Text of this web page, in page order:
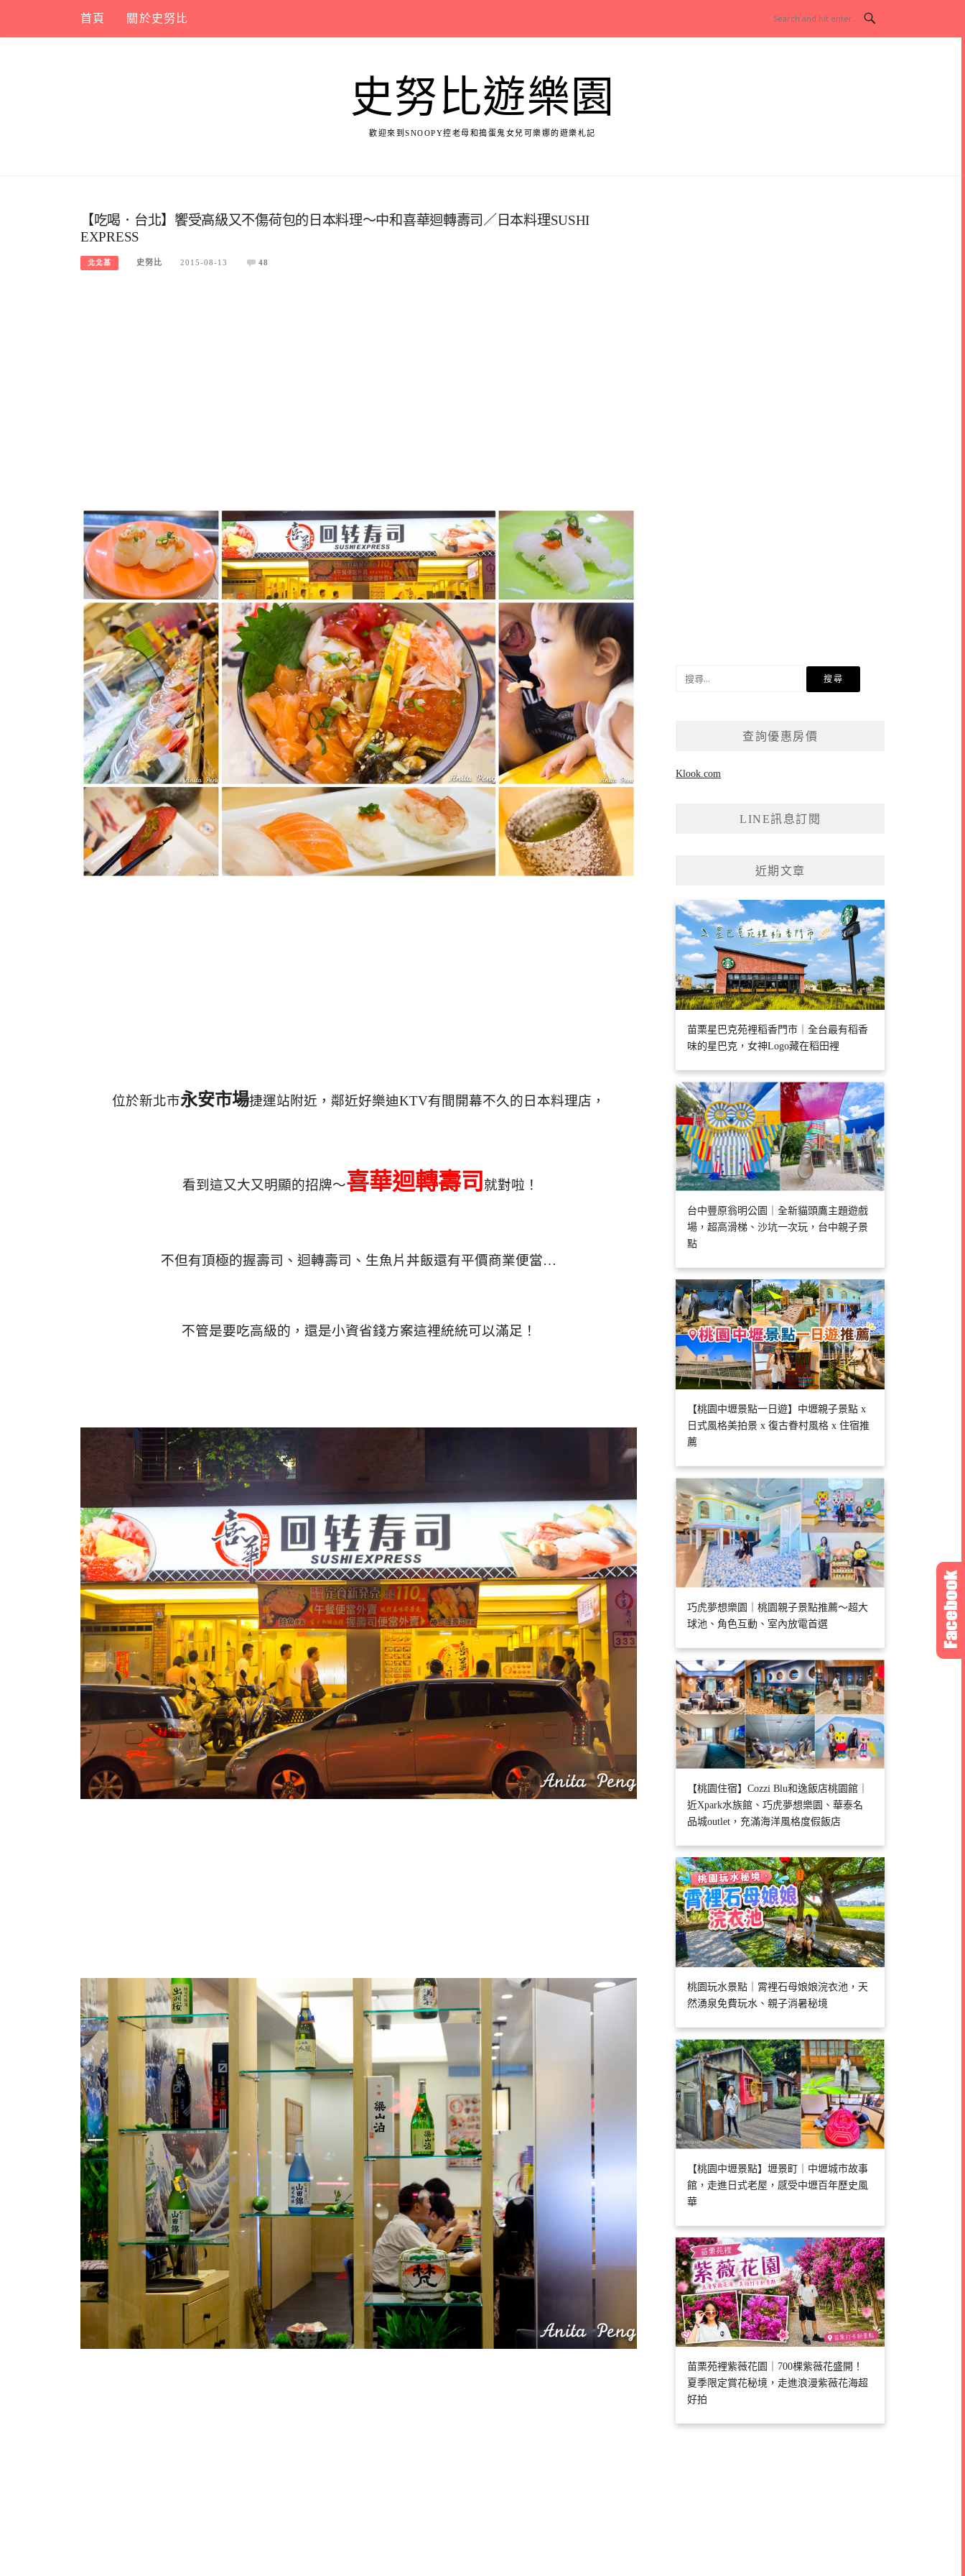
content
首頁 關於史努比
史努比遊樂園
歡迎來到SNOOPY控老母和搗蛋鬼女兒可樂娜的遊樂札記
【吃喝．台北】饗受高級又不傷荷包的日本料理～中和喜華迴轉壽司／日本料理SUSHI
EXPRESS
北北基 史努比 2015-08-13 48
位於新北市永安市場捷運站附近，鄰近好樂迪KTV有間開幕不久的日本料理店，
看到這又大又明顯的招牌～喜華迴轉壽司 就對啦！
不但有頂極的握壽司、迴轉壽司、生魚片丼飯還有平價商業便當…
不管是要吃高級的，還是小資省錢方案這裡統統可以滿足！
查詢優惠房價
Klook.com
LINE訊息訂閱
近期文章
苗栗星巴克苑裡稻香門市｜全台最有稻香
味的星巴克，女神Logo藏在稻田裡
台中豐原翁明公園｜全新貓頭鷹主題遊戲
場，超高滑梯、沙坑一次玩，台中親子景
點
【桃園中壢景點一日遊】中壢親子景點 x
日式風格美拍景 x 復古眷村風格 x 住宿推
薦
巧虎夢想樂園｜桃園親子景點推薦～超大
球池、角色互動、室內放電首選
【桃園住宿】Cozzi Blu和逸飯店桃園館｜
近Xpark水族館、巧虎夢想樂園、華泰名
品城outlet，充滿海洋風格度假飯店
桃園玩水景點｜霄裡石母娘娘浣衣池，天
然湧泉免費玩水、親子消暑秘境
【桃園中壢景點】壢景町｜中壢城市故事
館，走進日式老屋，感受中壢百年歷史風
華
苗栗苑裡紫薇花園｜700棵紫薇花盛開！
夏季限定賞花秘境，走進浪漫紫薇花海超
好拍